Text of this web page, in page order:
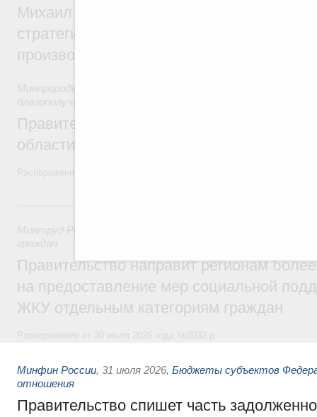
Михаил Мишустин дал поручения по
стратегической сессии, посвящённой
производительности труда
Минприроды России
благополучие»
Правительство увеличило объём
области в рамках федерального
Минтруд России
граждан
Правительство направит регионам
на предоставление мер социальной
ЖКУ отдельным категориям граждан
Минфин России, 31 июля 2026, Бюджеты субъектов
отношения
Правительство спишет часть